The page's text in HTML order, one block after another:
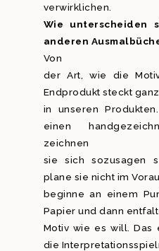
verwirklichen.
Wie unterscheiden
anderen
Von
der Art, wie die
Endprodukt steckt
in unseren
einen
zeichnen
sie sich sozusagen
plane sie nicht im
beginne an einem
Papier und dann
Motiv wie es will. Das
die